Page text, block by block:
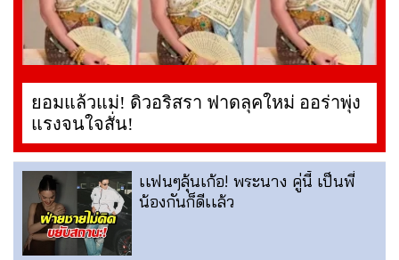
ยอมแล้วแม่! ดิวอริสรา ฟาดลุคใหม่ ออร่าพุ่ง
แรงจนใจสั่น!
เเฟนๆลุ้นเก้อ! พระนาง คู่นี้ เป็นพี่
น้องกันก็ดีเเล้ว